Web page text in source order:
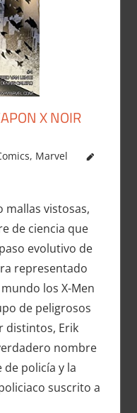
X NOIR
Banana
, Marvel
mallas vistosas,
de ciencia que
evolutivo de
representado
los X-Men
de peligrosos
distintos, Erik
nombre
de policía y la
suscrito a